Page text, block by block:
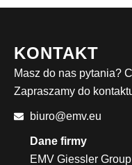
KONTAKT
Masz do nas pytania?
Zapraszamy do
biuro@emv.eu
Dane firmy
EMV Giessler